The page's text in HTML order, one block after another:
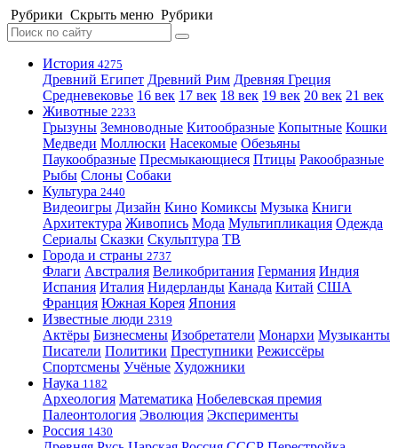
Рубрики Скрыть меню Рубрики
История 4275
Древний Египет Древний Рим Древняя Греция
Средневековье 16 век 17 век 18 век 19 век 20 век 21 век
Животные 2233
Грызуны Земноводные Китообразные Копытные Кошки
Медведи Моллюски Насекомые Обезьяны
Паукообразные Пресмыкающиеся Птицы Ракообразные
Рыбы Слоны Собаки
Культура 2440
Видеоигры Дизайн Кино Комиксы Музыка Книги
Архитектура Живопись Мода Мультипликация Одежда
Сериалы Сказки Скульптура ТВ
Города и страны 2737
Флаги Австралия Великобритания Германия Индия
Испания Италия Нидерланды Канада Китай США
Франция Южная Корея Япония
Известные люди 2319
Актёры Бизнесмены Изобретатели Монархи Музыканты
Писатели Политики Преступники Режиссёры
Спортсмены Учёные Художники
Наука 1182
Археология Математика Нобелевская премия
Палеонтология Эволюция Эксперименты
Россия 1430